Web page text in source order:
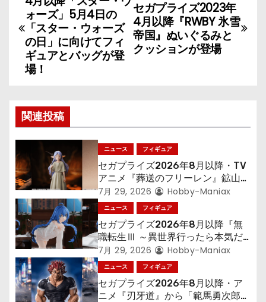
稿
ナ
ビ
ー
シ
ョ
ン
セガプライズ2023年
4月以降『RWBY 氷雪
帝国』ぬいぐるみと
クッションが登場
ォーズ」5月4日の
「スター・ウォーズ
の日」に向けてフィ
ギュアとバッグが登
場！
関連投稿
ニュース フィギュア
セガプライズ2026年8月以降・TV
アニメ『葬送のフリーレン』鉱山で
300年働くことになっっちゃった
「フリーレン」を立体化！
7月 29, 2026 Hobby-Maniax
ニュース フィギュア
セガプライズ2026年8月以降『無
職転生Ⅲ ～異世界行ったら本気だ
す～』から「ロキシー」のフィギュ
アが登場！
7月 29, 2026 Hobby-Maniax
ニュース フィギュア
セガプライズ2026年8月以降・ア
ニメ『刃牙道』から「範馬勇次郎」